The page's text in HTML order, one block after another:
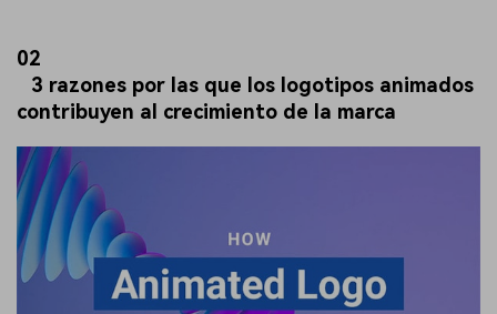
02
3 razones por las que los logotipos animados
contribuyen al crecimiento de la marca